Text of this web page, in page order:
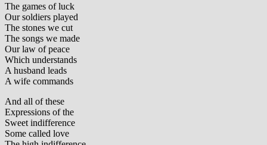
The games of luck
Our soldiers played
The stones we cut
The songs we made
Our law of peace
Which understands
A husband leads
A wife commands
And all of these
Expressions of the
Sweet indifference
Some called love